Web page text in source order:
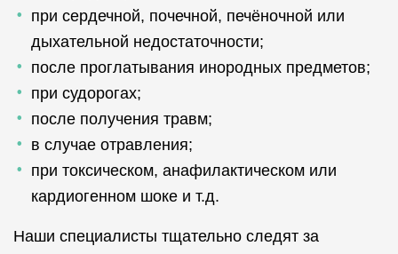
при сердечной, почечной, печёночной или
дыхательной недостаточности;
после проглатывания инородных предметов;
при судорогах;
после получения травм;
в случае отравления;
при токсическом, анафилактическом или
кардиогенном шоке и т.д.
Наши специалисты тщательно следят за